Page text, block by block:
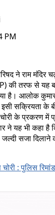
PM
ने राम मंदिर
की तरफ से यह
है। आलोक कुमार
सक्रियता के
के प्रकरण में
ने यह भी कहा है
सजा दिलाने
चोरी : पुलिस